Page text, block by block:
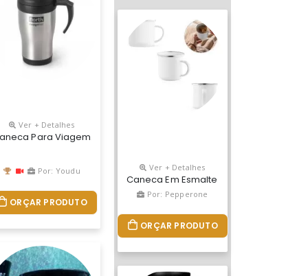
- 325 Ml Cor - Interior E Alça Branca - Exterior Personalizado
Capacidade: 400 Ml Material: Polipropileno
Com Design Exclusivo Grupo Bb. Fabricado Em Plástico
Ver + Detalhes
Para Viagem. Aço Inox E Pp. Com Tampa. Capacidade Até
Por: Youdu
ORÇAR PRODUTO
Ver + Detalhes
Caneca Em Esmalte Promocional
Por: Pepperone
ORÇAR PRODUTO